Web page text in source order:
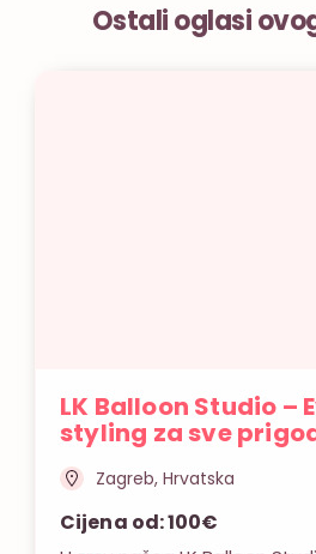
Ostali oglasi
LK Balloon Studio –
styling za sve
Zagreb, Hrvatska
Cijena od: 100€